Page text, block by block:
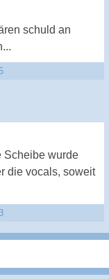
schuld an
5
Scheibe wurde
die vocals, soweit
3